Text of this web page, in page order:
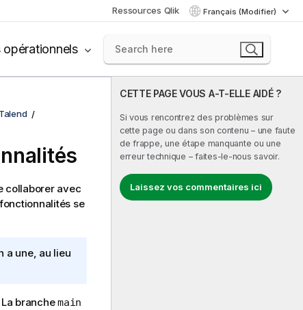
Ressources Qlik Français (Modifier)
opérationnels
CETTE PAGE VOUS A-T-ELLE AIDÉ ?
Si vous rencontrez des problèmes sur
cette page ou dans son contenu – une faute
de frappe, une étape manquante ou une
erreur technique – faites-le-nous savoir.
Laissez vos commentaires ici
collaborer avec
se
a une, au lieu
branchemain